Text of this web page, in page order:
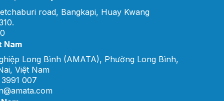
road, Bangkapi, Huay Kwang
Nam
Long Bình (AMATA), Phường Long Bình,
Việt Nam
007